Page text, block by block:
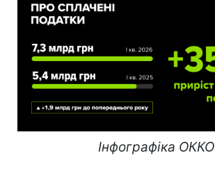
Інфографіка ОККО